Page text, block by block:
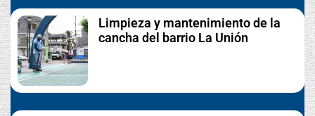
Limpieza y mantenimiento de la
cancha del barrio La Unión